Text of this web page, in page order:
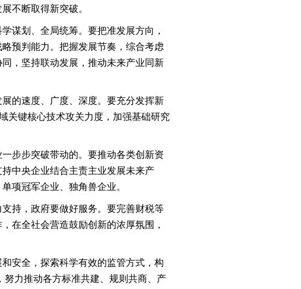
不断取得新突破。
谋划、全局统筹。要把准发展方向，
预判能力。把握发展节奏，综合考虑
，坚持联动发展，推动未来产业同新
的速度、广度、深度。要充分发挥新
关键核心技术攻关力度，加强基础研究
步步突破带动的。要推动各类创新资
中央企业结合主责主业发展未来产
项冠军企业、独角兽企业。
持，政府要做好服务。要完善财税等
在全社会营造鼓励创新的浓厚氛围，
安全，探索科学有效的监管方式，构
努力推动各方标准共建、规则共商、产